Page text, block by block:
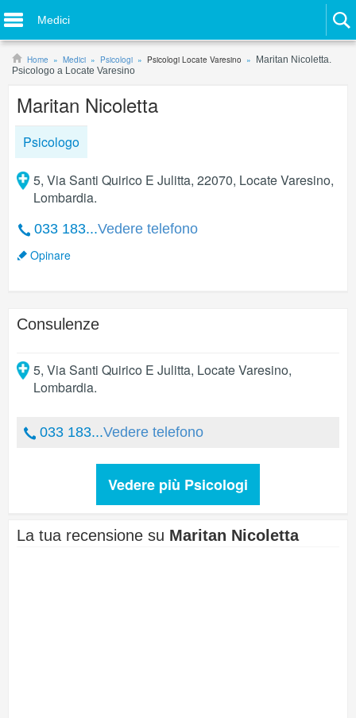
Medici
Home Medici Psicologi Psicologi Locate Varesino
Maritan Nicoletta.
Psicologo a Locate Varesino
Maritan Nicoletta
Psicologo
5, Via Santi Quirico E Julitta, 22070, Locate Varesino,
Lombardia.
033 183...Vedere telefono
Opinare
Consulenze
5, Via Santi Quirico E Julitta, Locate Varesino,
Lombardia.
033 183...Vedere telefono
Vedere più Psicologi
La tua recensione su Maritan Nicoletta